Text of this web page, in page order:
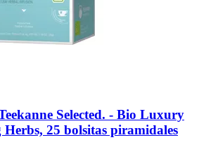
Selected. -​ Bio Luxury
25 bolsitas piramidales